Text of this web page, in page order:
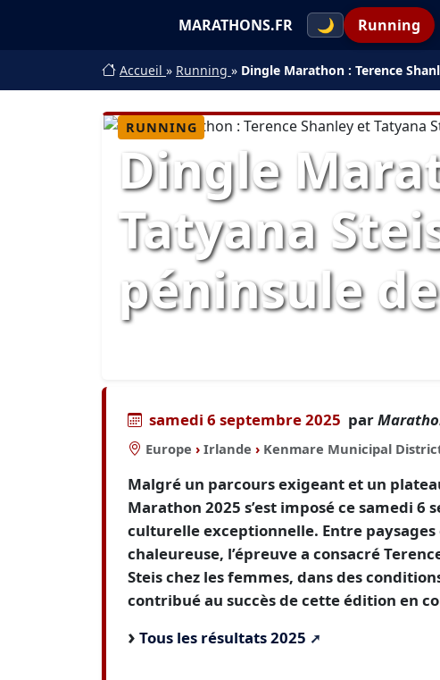
MARATHONS.FR 🌙 Running
Accueil » Running » Dingle Marathon : Terence
RUNNING
Dingle
Tatyana
péninsule
samedi 6 septembre 2025 par
Europe › Irlande › Kenmare Municipal
Malgré un parcours exigeant et un
Marathon 2025 s’est imposé ce samedi
culturelle exceptionnelle. Entre
chaleureuse, l’épreuve a consacré
Steis chez les femmes, dans des
contribué au succès de cette édition en
Tous les résultats 2025